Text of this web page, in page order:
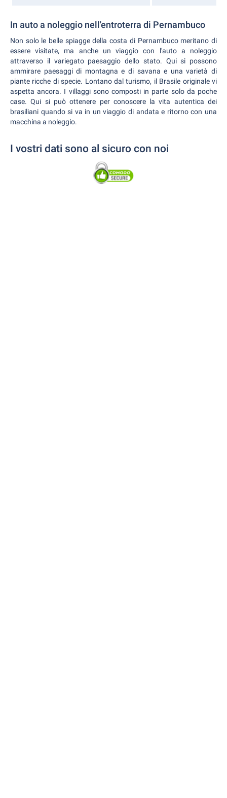
In auto a noleggio nell'entroterra di Pernambuco
Non solo le belle spiagge della costa di Pernambuco meritano di
essere visitate, ma anche un viaggio con l'auto a noleggio
attraverso il variegato paesaggio dello stato. Qui si possono
ammirare paesaggi di montagna e di savana e una varietà di
piante ricche di specie. Lontano dal turismo, il Brasile originale vi
aspetta ancora. I villaggi sono composti in parte solo da poche
case. Qui si può ottenere per conoscere la vita autentica dei
brasiliani quando si va in un viaggio di andata e ritorno con una
macchina a noleggio.
I vostri dati sono al sicuro con noi